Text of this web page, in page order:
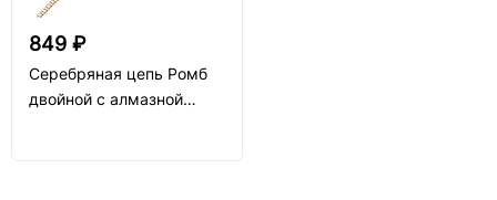
849 ₽
Серебряная цепь Ромб
двойной с алмазной